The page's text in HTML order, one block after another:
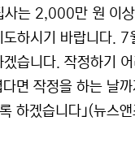
는 2,000만 원 이
하시기 바랍니다. 7
습니다. 작정하기
면 작정을 하는 날
하겠습니다｣(뉴